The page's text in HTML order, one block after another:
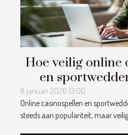
Hoe veilig online
en
8 januari 2026 13:00
Online casinospellen en
steeds aan populariteit, maar